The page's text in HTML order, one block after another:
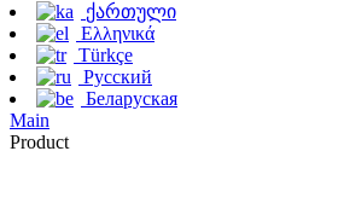
ქართული
Ελληνικά
Türkçe
Русский
Беларуская
Main
Product